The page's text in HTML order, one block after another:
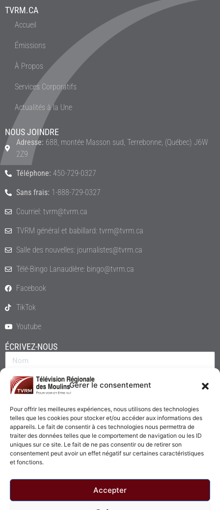
Gérer le consentement
Pour offrir les meilleures expériences, nous utilisons des technologies
telles que les cookies pour stocker et/ou accéder aux informations des
appareils. Le fait de consentir à ces technologies nous permettra de
traiter des données telles que le comportement de navigation ou les ID
uniques sur ce site. Le fait de ne pas consentir ou de retirer son
consentement peut avoir un effet négatif sur certaines caractéristiques
et fonctions.
Accepter
TVRM.CA
Accueil
Émissions
À Propos
Services Corporatifs
Actualités à la Une
NOUS JOINDRE
Adresse: 688, montée Masson sud, Terrebonne, (Québec) J6W
2Z9
Téléphone: 450-729-0327
Sans frais: 1-888-729-0327
Courriel: tvrm@tvrm.ca
TVRM général et babillard: tvrm@tvrm.ca
Salle des nouvelles: journalistes@tvrm.ca
Télé-Bingo Lanaudière: bingo@tvrm.ca
Facebook
TikTok
Youtube
ÉCRIVEZ-NOUS